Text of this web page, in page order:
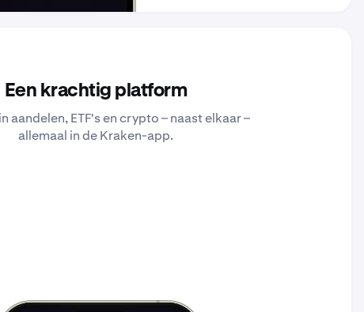
Een krachtig platform
aandelen, ETF's en crypto – naast elkaar –
allemaal in de Kraken-app.